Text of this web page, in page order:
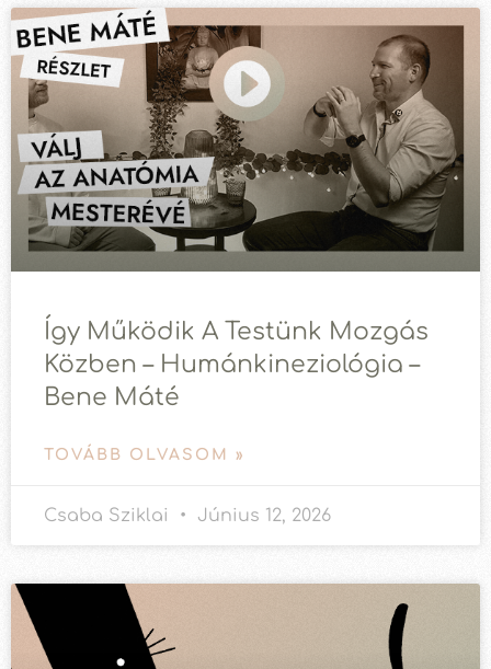
Így Működik A Testünk Mozgás
Közben – Humánkineziológia –
Bene Máté
TOVÁBB OLVASOM »
Csaba Sziklai Június 12, 2026